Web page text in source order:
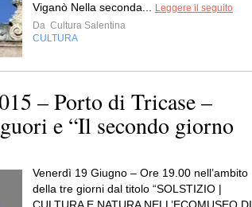
Viganò Nella seconda...
Leggere il seguito
Da Cultura Salentina
CULTURA
– Porto di Tricase –
e “Il secondo giorno
Venerdì 19 Giugno – Ore 19.00 nell’ambito
della tre giorni dal titolo “SOLSTIZIO |